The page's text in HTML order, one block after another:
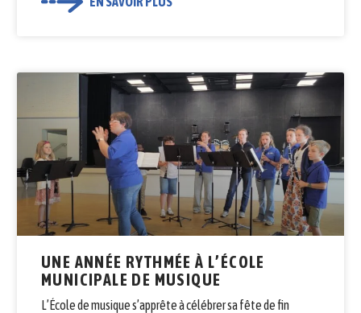
UNE ANNÉE RYTHMÉE À L’ÉCOLE
MUNICIPALE DE MUSIQUE
L’École de musique s’apprête à célébrer sa fête de fin